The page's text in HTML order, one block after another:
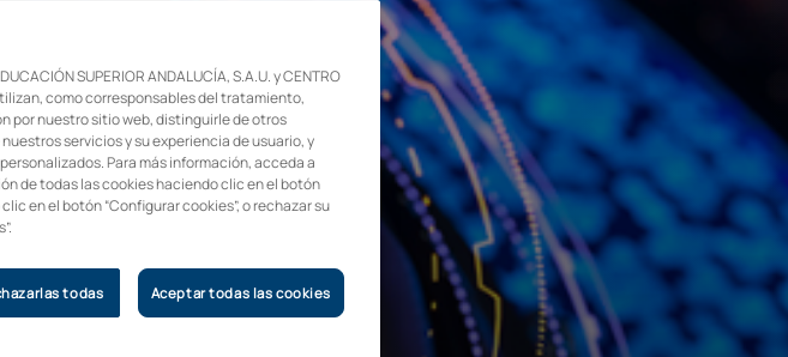
SUPERIOR ANDALUCÍA, S.A.U. y CENTRO
utilizan, como corresponsables del tratamiento,
por nuestro sitio web, distinguirle de otros
servicios y su experiencia de usuario, y
Para más información, acceda a
de todas las cookies haciendo clic en el botón
en el botón “Configurar cookies”, o rechazar su
todas Aceptar todas las cookies